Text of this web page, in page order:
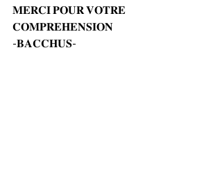
𝐌𝐄𝐑𝐂𝐈 𝐏𝐎𝐔𝐑 𝐕𝐎𝐓𝐑𝐄
𝐂𝐎𝐌𝐏𝐑𝐄𝐇𝐄𝐍𝐒𝐈𝐎𝐍
-𝐁𝐀𝐂𝐂𝐇𝐔𝐒-